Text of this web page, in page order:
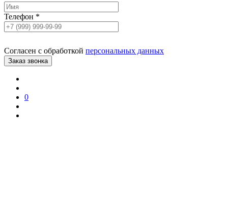
Телефон *
Согласен с обработкой персональных данных
0